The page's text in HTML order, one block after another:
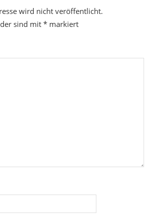
wird nicht veröffentlicht.
sind mit *markiert